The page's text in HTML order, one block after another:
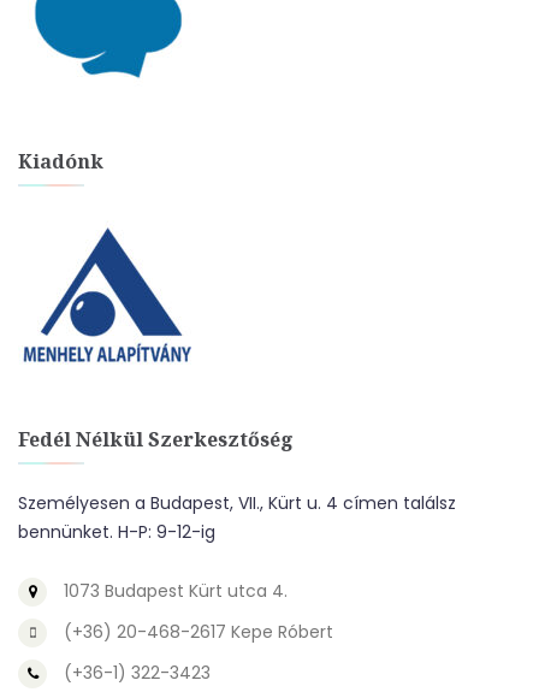
Kiadónk
Fedél Nélkül Szerkesztőség
Személyesen a Budapest, VII., Kürt u. 4 címen találsz
bennünket. H-P: 9-12-ig
1073 Budapest Kürt utca 4.
(+36) 20-468-2617 Kepe Róbert
(+36-1) 322-3423